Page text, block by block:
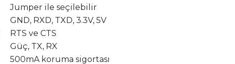
Jumper ile seçilebilir
GND, RXD, TXD, 3.3V, 5V
RTS ve CTS
Güç, TX, RX
500mA koruma sigortası